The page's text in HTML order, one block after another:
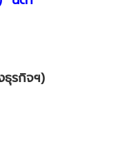
รกิจฯ)